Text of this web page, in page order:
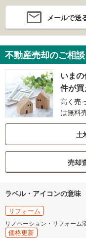
メールで送
不動産売却のご相談
いま
件が買
高く売
は無料
土
売却
ラベル・アイコンの意味
リフォーム
リノベーション・リフォーム
価格更新